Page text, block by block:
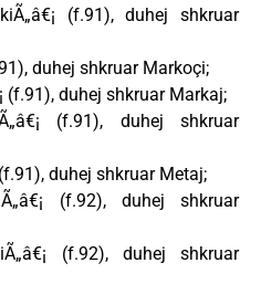
(f.91), duhej shkruar
duhej shkruar Markoçi;
(f.91), duhej shkruar Markaj;
(f.91), duhej shkruar
duhej shkruar Metaj;
(f.92), duhej shkruar
(f.92), duhej shkruar